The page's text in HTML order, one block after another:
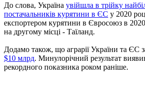
До слова, Україна увійшла в трійку
постачальників курятини в ЄС у 2020
експортером курятини в Євросоюз в 2020
на другому місці - Таїланд.
Додамо також, що аграрії України та ЄС
$10 млрд. Минулорічний результат
рекордного показника роком раніше.